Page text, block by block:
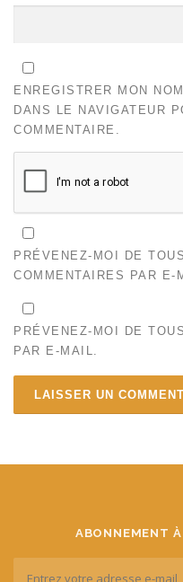
ENREGISTRER MON
DANS LE NAVIGATEUR
COMMENTAIRE.
PRÉVENEZ-MOI DE
COMMENTAIRES PAR E-
PRÉVENEZ-MOI DE
PAR E-MAIL.
ABONNEMENT